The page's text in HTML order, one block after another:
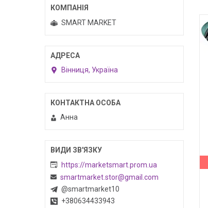
SMART MARKET
Вінниця, Україна
Анна
https://marketsmart.prom.ua
smartmarket.stor@gmail.com
@smartmarket10
+380634433943